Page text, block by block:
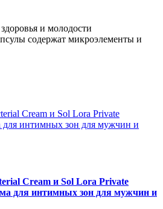
и молодости
содержат микроэлементы и
Cream и Sol Lora Private
для интимных зон для мужчин и